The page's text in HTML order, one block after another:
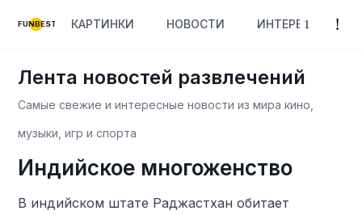
FUNBEST КАРТИНКИ НОВОСТИ ИНТЕРЕСНОЕ
Лента новостей развлечений
Самые свежие и интересные новости из мира кино,
музыки, игр и спорта
Индийское многоженство
В индийском штате Раджастхан обитает